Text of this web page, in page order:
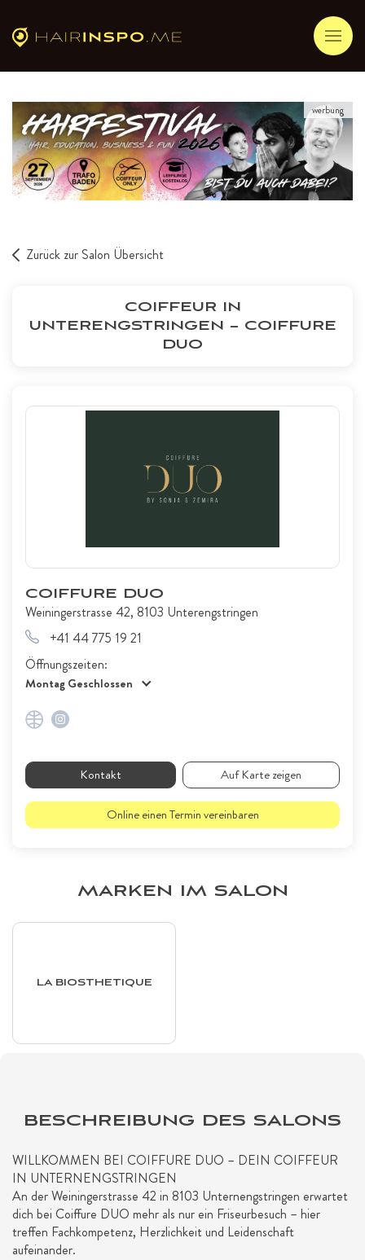
werbung
Zurück zur Salon Übersicht
COIFFEUR IN
UNTERENGSTRINGEN – COIFFURE
DUO
COIFFURE DUO
Weiningerstrasse 42, 8103 Unterengstringen
+41 44 775 19 21
Öffnungszeiten:
Montag Geschlossen
Kontakt Auf Karte zeigen
Online einen Termin vereinbaren
MARKEN IM SALON
LA BIOSTHETIQUE
BESCHREIBUNG DES SALONS
WILLKOMMEN BEI COIFFURE DUO – DEIN COIFFEUR
IN UNTERNENGSTRINGEN
An der Weiningerstrasse 42 in 8103 Unternengstringen erwartet
dich bei Coiffure DUO mehr als nur ein Friseurbesuch – hier
treffen Fachkompetenz, Herzlichkeit und Leidenschaft
aufeinander.